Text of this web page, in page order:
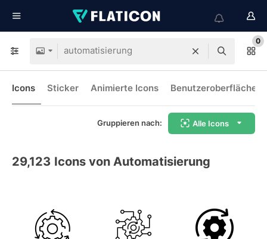
0
Icons Sticker Animierte Icons
Gruppieren nach: Alle Icons
29,123 Icons von Automatisierung